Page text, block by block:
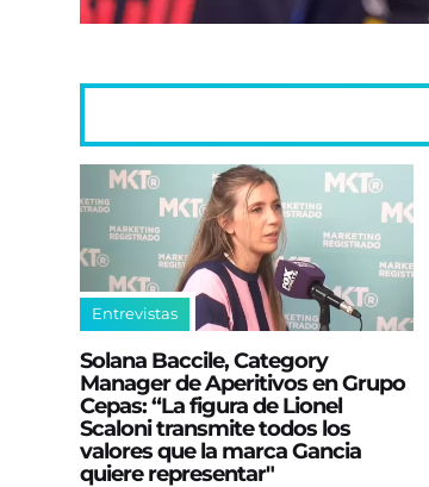
Entrevistas
Solana Baccile, Category
Manager de Aperitivos en Grupo
Cepas: “La figura de Lionel
Scaloni transmite todos los
valores que la marca Gancia
quiere representar"